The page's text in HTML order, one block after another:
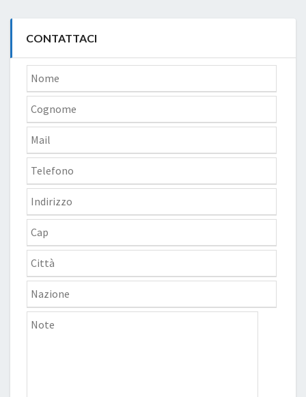
CONTATTACI